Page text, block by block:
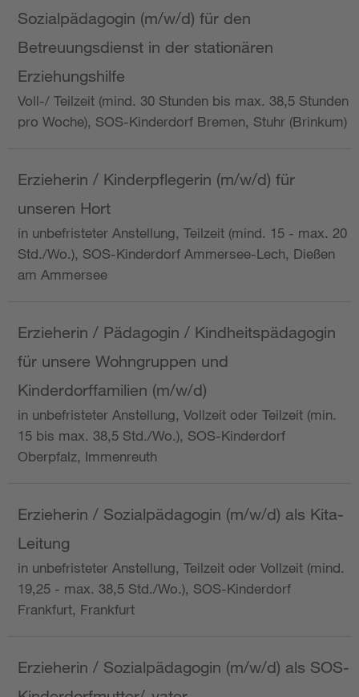
Sozialpädagogin (m/w/d) für den
Betreuungsdienst in der stationären
Erziehungshilfe
Voll-/ Teilzeit (mind. 30 Stunden bis max. 38,5 Stunden
pro Woche), SOS-Kinderdorf Bremen, Stuhr (Brinkum)
Erzieherin / Kinderpflegerin (m/w/d) für
unseren Hort
in unbefristeter Anstellung, Teilzeit (mind. 15 - max. 20
Std./Wo.), SOS-Kinderdorf Ammersee-Lech, Dießen
am Ammersee
Erzieherin / Pädagogin / Kindheitspädagogin
für unsere Wohngruppen und
Kinderdorffamilien (m/w/d)
in unbefristeter Anstellung, Vollzeit oder Teilzeit (min.
15 bis max. 38,5 Std./Wo.), SOS-Kinderdorf
Oberpfalz, Immenreuth
Erzieherin / Sozialpädagogin (m/w/d) als Kita-
Leitung
in unbefristeter Anstellung, Teilzeit oder Vollzeit (mind.
19,25 - max. 38,5 Std./Wo.), SOS-Kinderdorf
Frankfurt, Frankfurt
Erzieherin / Sozialpädagogin (m/w/d) als SOS-